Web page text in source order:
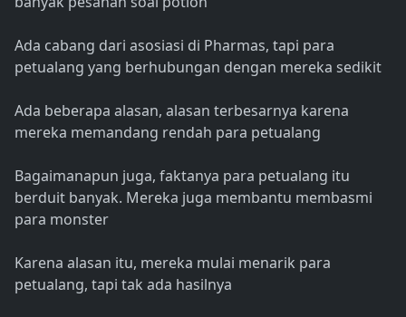
Ada cabang dari asosiasi di Pharmas, tapi para
petualang yang berhubungan dengan mereka sedikit
Ada beberapa alasan, alasan terbesarnya karena
mereka memandang rendah para petualang
Bagaimanapun juga, faktanya para petualang itu
berduit banyak. Mereka juga membantu membasmi
para monster
Karena alasan itu, mereka mulai menarik para
petualang, tapi tak ada hasilnya